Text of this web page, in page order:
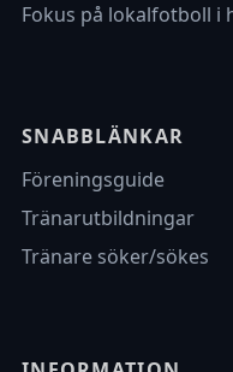
Fokus på lokalfotboll i
SNABBLÄNKAR
Föreningsguide
Tränarutbildningar
Tränare söker/sökes